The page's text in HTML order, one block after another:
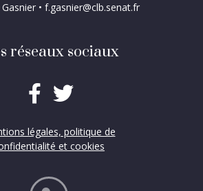
• f.gasnier@clb.senat.fr
réseaux sociaux
légales, politique de
et cookies